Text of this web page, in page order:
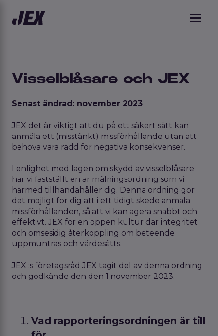
Visselblåsare och JEX
Senast ändrad: november 2023
JEX det är viktigt att du på ett säkert sätt kan
anmäla ett (misstänkt) missförhållande utan att
behöva vara rädd för negativa konsekvenser.
I enlighet med lagen om skydd av visselblåsare
har vi fastställt en anmälningsordning som vi
härmed tillhandahåller dig. Denna ordning gör
det möjligt för dig att i ett tidigt skede anmäla
missförhållanden, så att vi kan agera snabbt och
effektivt. JEX för en öppen kultur där integritet
och ömsesidig återkoppling om beteende
uppmuntras och värdesätts.
JEX :s företagsråd JEX tagit del av denna ordning
och godkände den den 1 november 2023.
Vad rapporteringsordningen är till